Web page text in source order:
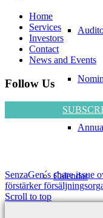
Calendar
Home
Services
Investors
Contact
News and Events
Follow Us
SenzaGen´s share issue
förstärker
Scroll to top